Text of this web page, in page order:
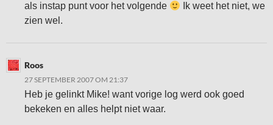
als instap punt voor het volgende
Ik weet het niet, we
zien wel.
Roos
27 SEPTEMBER 2007 OM 21:37
Heb je gelinkt Mike! want vorige log werd ook goed
bekeken en alles helpt niet waar.